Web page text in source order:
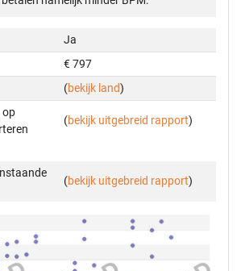
Ja
€ 797
(bekijk land)
op
(bekijk uitgebreid rapport)
(bekijk uitgebreid rapport)